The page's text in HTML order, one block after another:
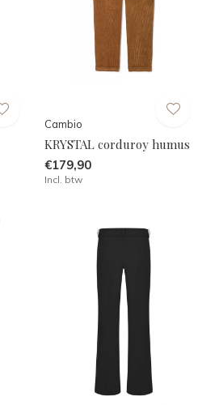
Cambio
KRYSTAL corduroy humus
€179,90
Incl. btw